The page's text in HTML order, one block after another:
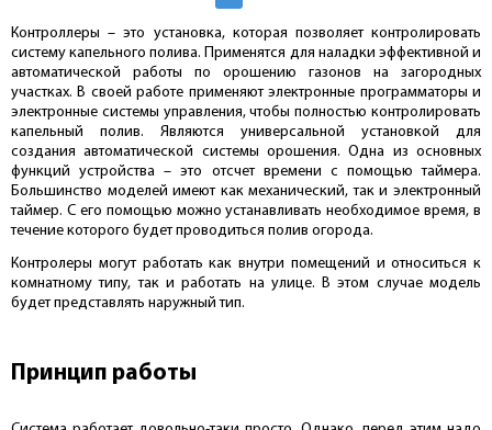
Контроллеры – это установка, которая позволяет контролировать
систему капельного полива. Применятся для наладки эффективной и
автоматической работы по орошению газонов на загородных
участках. В своей работе применяют электронные программаторы и
электронные системы управления, чтобы полностью контролировать
капельный полив. Являются универсальной установкой для
создания автоматической системы орошения. Одна из основных
функций устройства – это отсчет времени с помощью таймера.
Большинство моделей имеют как механический, так и электронный
таймер. С его помощью можно устанавливать необходимое время, в
течение которого будет проводиться полив огорода.
Контролеры могут работать как внутри помещений и относиться к
комнатному типу, так и работать на улице. В этом случае модель
будет представлять наружный тип.
Принцип работы